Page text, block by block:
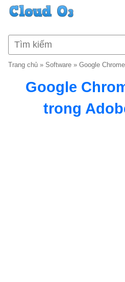
Trang chủ » Software » Google
Google
trong